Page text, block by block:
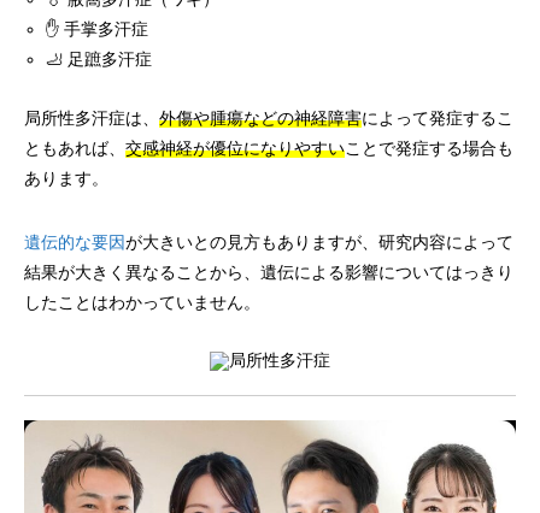
✋ 手掌多汗症
🦶 足蹠多汗症
局所性多汗症は、 外傷や腫瘍などの神経障害によって発症するこ
ともあれば、 交感神経が優位になりやすいことで発症する場合も
あります。
遺伝的な要因が大きいとの見方もありますが、研究内容によって
結果が大きく異なることから、遺伝による影響についてはっきり
したことはわかっていません。